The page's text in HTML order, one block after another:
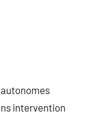
intervention